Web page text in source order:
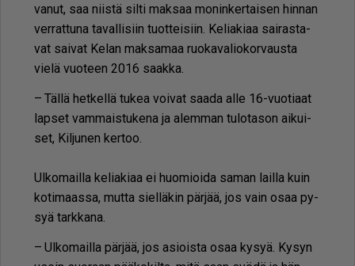
va­nut, saa niis­tä sil­ti mak­saa mo­nin­ker­tai­sen hin­nan
ver­rat­tu­na ta­val­li­siin tuot­tei­siin. Ke­li­a­ki­aa sai­ras­ta­
vat sai­vat Ke­lan mak­sa­maa ruo­ka­va­li­o­kor­vaus­ta
vie­lä vuo­teen 2016 saak­ka.
– Täl­lä het­kel­lä tu­kea voi­vat saa­da al­le 16-vuo­ti­aat
lap­set vam­mais­tu­ke­na ja alem­man tu­lo­ta­son ai­kui­
set, Kil­ju­nen ker­too.
Ul­ko­mail­la ke­li­a­ki­aa ei huo­mi­oi­da sa­man lail­la kuin
ko­ti­maas­sa, mut­ta siel­lä­kin pär­jää, jos vain osaa py­
syä tark­ka­na.
– Ul­ko­mail­la pär­jää, jos asi­ois­ta osaa ky­syä. Ky­syn